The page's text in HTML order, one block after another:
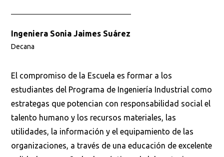
Ingeniera Sonia Jaimes Suárez
Decana
El compromiso de la Escuela es formar a los
estudiantes del Programa de Ingeniería Industrial como
estrategas que potencian con responsabilidad social el
talento humano y los recursos materiales, las
utilidades, la información y el equipamiento de las
organizaciones, a través de una educación de excelente